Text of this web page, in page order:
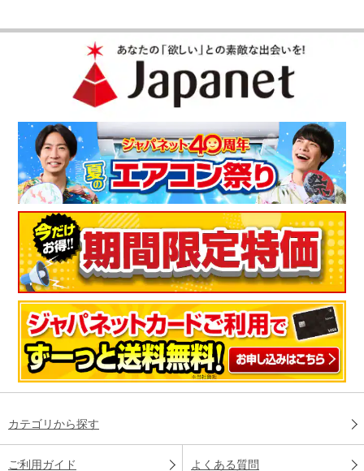
カテゴリから探す
ご利用ガイド よくある質問